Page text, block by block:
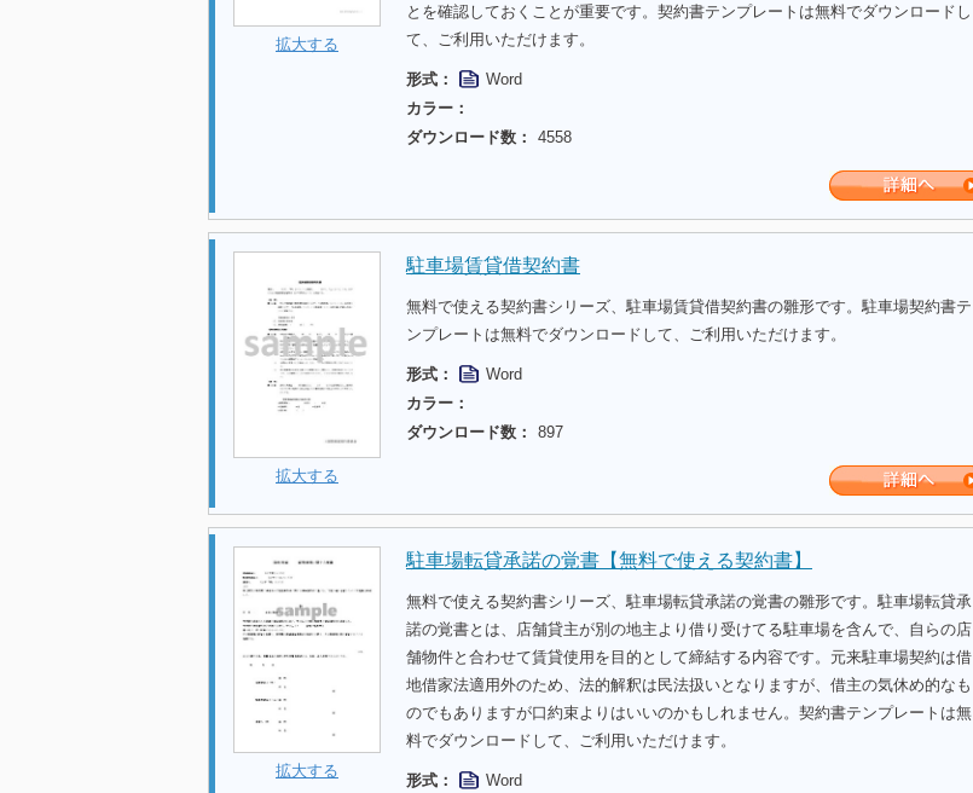
拡大する
とを確認しておくことが重要です。契約書テンプレートは無料でダウンロードし
て、ご利用いただけます。
形式：
Word
カラー：
ダウンロード数：
4558
拡大する
駐車場賃貸借契約書
無料で使える契約書シリーズ、駐車場賃貸借契約書の雛形です。駐車場契約書テ
ンプレートは無料でダウンロードして、ご利用いただけます。
形式：
Word
カラー：
ダウンロード数：
897
拡大する
駐車場転貸承諾の覚書【無料で使える契約書】
無料で使える契約書シリーズ、駐車場転貸承諾の覚書の雛形です。駐車場転貸承
諾の覚書とは、店舗貸主が別の地主より借り受けてる駐車場を含んで、自らの店
舗物件と合わせて賃貸使用を目的として締結する内容です。元来駐車場契約は借
地借家法適用外のため、法的解釈は民法扱いとなりますが、借主の気休め的なも
のでもありますが口約束よりはいいのかもしれません。契約書テンプレートは無
料でダウンロードして、ご利用いただけます。
形式：
Word